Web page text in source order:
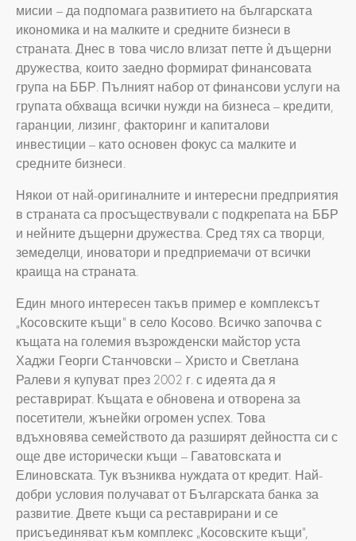
мисии – да подпомага развитието на българската
икономика и на малките и средните бизнеси в
страната. Днес в това число влизат петте ѝ дъщерни
дружества, които заедно формират финансовата
група на ББР. Пълният набор от финансови услуги на
групата обхваща всички нужди на бизнеса – кредити,
гаранции, лизинг, факторинг и капиталови
инвестиции – като основен фокус са малките и
средните бизнеси.
Някои от най-оригиналните и интересни предприятия
в страната са просъществували с подкрепата на ББР
и нейните дъщерни дружества. Сред тях са творци,
земеделци, иноватори и предприемачи от всички
краища на страната.
Един много интересен такъв пример е комплексът
„Косовските къщи“ в село Косово. Всичко започва с
къщата на големия възрожденски майстор уста
Хаджи Георги Станчовски – Христо и Светлана
Ралеви я купуват през 2002 г. с идеята да я
реставрират. Къщата е обновена и отворена за
посетители, жънейки огромен успех. Това
вдъхновява семейството да разширят дейността си с
още две исторически къщи – Гаватовската и
Елиновската. Тук възниква нуждата от кредит. Най-
добри условия получават от Българската банка за
развитие. Двете къщи са реставрирани и се
присъединяват към комплекс „Косовските къщи“,